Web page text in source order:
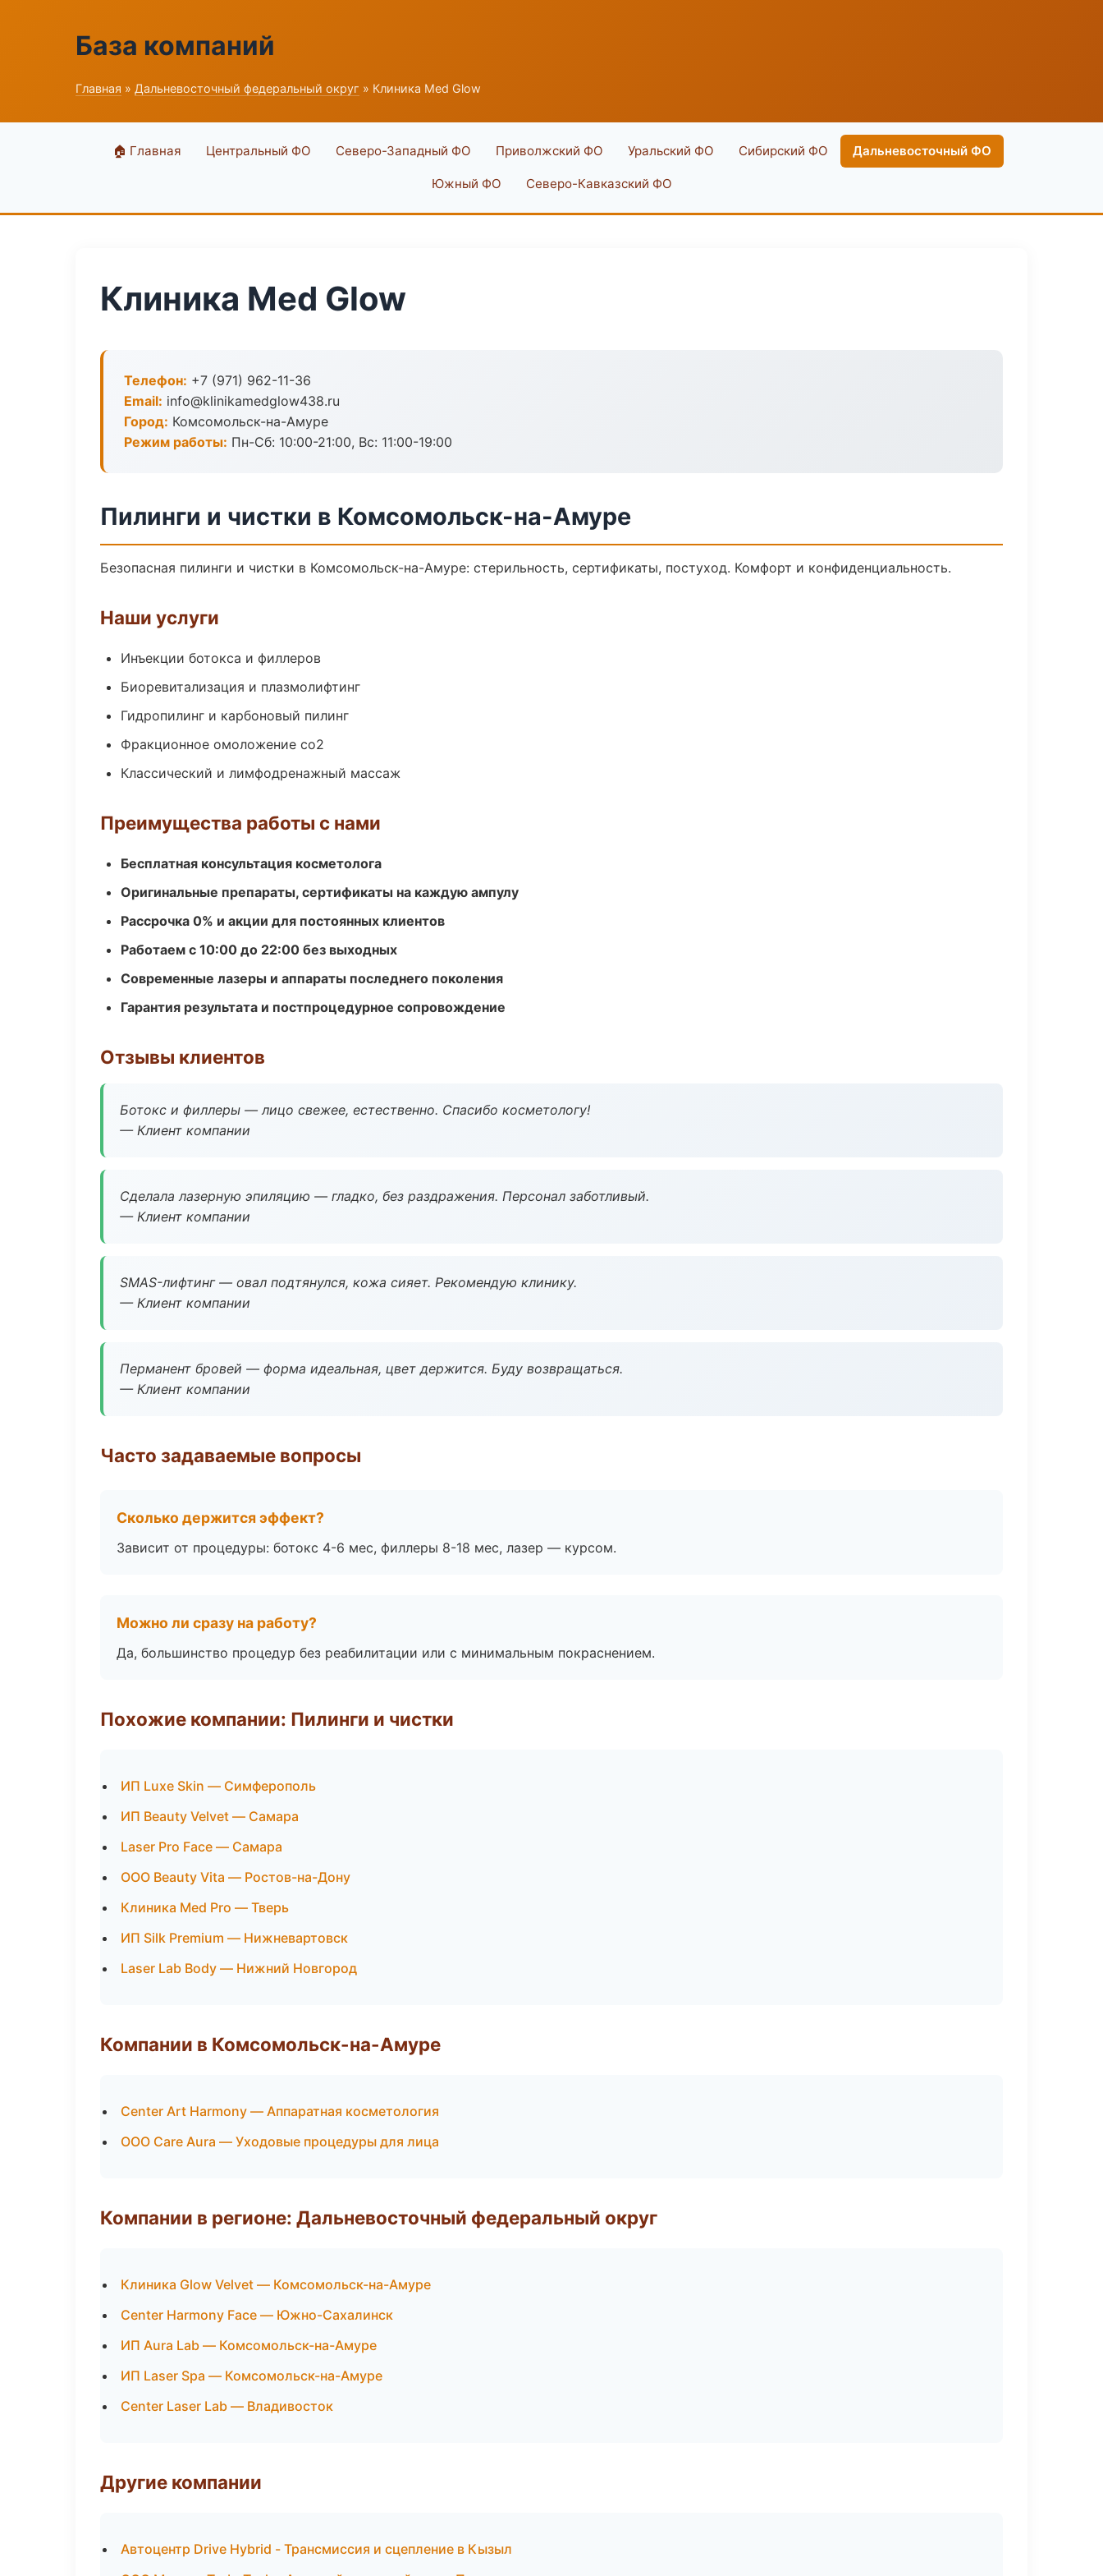
База компаний
Главная » Дальневосточный федеральный округ » Клиника Med Glow
🏠 Главная Центральный ФО Северо-Западный ФО Приволжский ФО Уральский ФО Сибирский ФО Дальневосточный ФО
Южный ФО Северо-Кавказский ФО
Клиника Med Glow
Телефон: +7 (971) 962-11-36
Email: info@klinikamedglow438.ru
Город: Комсомольск-на-Амуре
Режим работы: Пн-Сб: 10:00-21:00, Вс: 11:00-19:00
Пилинги и чистки в Комсомольск-на-Амуре
Безопасная пилинги и чистки в Комсомольск-на-Амуре: стерильность, сертификаты, постуход. Комфорт и конфиденциальность.
Наши услуги
Инъекции ботокса и филлеров
Биоревитализация и плазмолифтинг
Гидропилинг и карбоновый пилинг
Фракционное омоложение co2
Классический и лимфодренажный массаж
Преимущества работы с нами
Бесплатная консультация косметолога
Оригинальные препараты, сертификаты на каждую ампулу
Рассрочка 0% и акции для постоянных клиентов
Работаем с 10:00 до 22:00 без выходных
Современные лазеры и аппараты последнего поколения
Гарантия результата и постпроцедурное сопровождение
Отзывы клиентов
Ботокс и филлеры — лицо свежее, естественно. Спасибо косметологу!
— Клиент компании
Сделала лазерную эпиляцию — гладко, без раздражения. Персонал заботливый.
— Клиент компании
SMAS-лифтинг — овал подтянулся, кожа сияет. Рекомендую клинику.
— Клиент компании
Перманент бровей — форма идеальная, цвет держится. Буду возвращаться.
— Клиент компании
Часто задаваемые вопросы
Сколько держится эффект?
Зависит от процедуры: ботокс 4-6 мес, филлеры 8-18 мес, лазер — курсом.
Можно ли сразу на работу?
Да, большинство процедур без реабилитации или с минимальным покраснением.
Похожие компании: Пилинги и чистки
ИП Luxe Skin — Симферополь
ИП Beauty Velvet — Самара
Laser Pro Face — Самара
ООО Beauty Vita — Ростов-на-Дону
Клиника Med Pro — Тверь
ИП Silk Premium — Нижневартовск
Laser Lab Body — Нижний Новгород
Компании в Комсомольск-на-Амуре
Center Art Harmony — Аппаратная косметология
ООО Care Aura — Уходовые процедуры для лица
Компании в регионе: Дальневосточный федеральный округ
Клиника Glow Velvet — Комсомольск-на-Амуре
Center Harmony Face — Южно-Сахалинск
ИП Aura Lab — Комсомольск-на-Амуре
ИП Laser Spa — Комсомольск-на-Амуре
Center Laser Lab — Владивосток
Другие компании
Автоцентр Drive Hybrid - Трансмиссия и сцепление в Кызыл